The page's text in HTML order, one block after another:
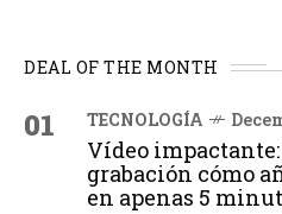
DEAL OF THE MONTH
01 TECNOLOGÍA
Vídeo
grabación cómo
en apenas 5